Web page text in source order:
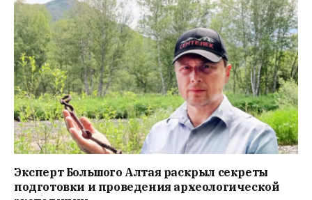
Эксперт Большого Алтая раскрыл секреты
подготовки и проведения археологической